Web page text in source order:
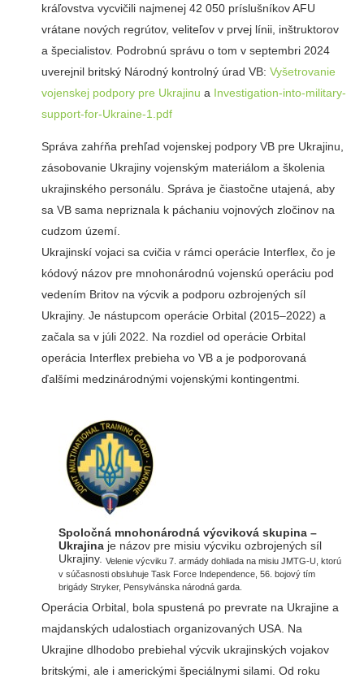
kráľovstva vycvičili najmenej 42 050 príslušníkov AFU
vrátane nových regrútov, veliteľov v prvej línii, inštruktorov
a špecialistov. Podrobnú správu o tom v septembri 2024
uverejnil britský Národný kontrolný úrad VB: Vyšetrovanie
vojenskej podpory pre Ukrajinu a Investigation-into-military-
support-for-Ukraine-1.pdf
Správa zahŕňa prehľad vojenskej podpory VB pre Ukrajinu,
zásobovanie Ukrajiny vojenským materiálom a školenia
ukrajinského personálu. Správa je čiastočne utajená, aby
sa VB sama nepriznala k páchaniu vojnových zločinov na
cudzom území.
Ukrajinskí vojaci sa cvičia v rámci operácie Interflex, čo je
kódový názov pre mnohonárodnú vojenskú operáciu pod
vedením Britov na výcvik a podporu ozbrojených síl
Ukrajiny. Je nástupcom operácie Orbital (2015–2022) a
začala sa v júli 2022. Na rozdiel od operácie Orbital
operácia Interflex prebieha vo VB a je podporovaná
ďalšími medzinárodnými vojenskými kontingentmi.
Spoločná mnohonárodná výcviková skupina –
Ukrajina je názov pre misiu výcviku ozbrojených síl
Ukrajiny.Velenie výcviku 7. armády dohliada na misiu JMTG-U, ktorú
v súčasnosti obsluhuje Task Force Independence, 56. bojový tím
brigády Stryker, Pensylvánska národná garda.
Operácia Orbital, bola spustená po prevrate na Ukrajine a
majdanských udalostiach organizovaných USA. Na
Ukrajine dlhodobo prebiehal výcvik ukrajinských vojakov
britskými, ale i americkými špeciálnymi silami. Od roku